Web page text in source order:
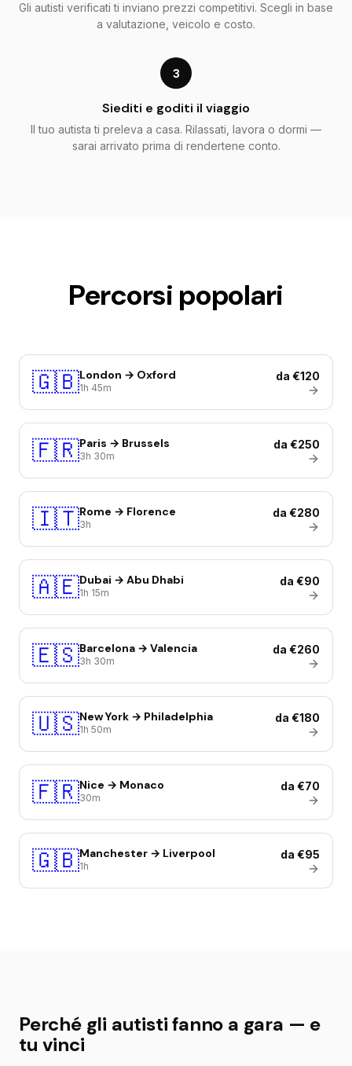
Gli autisti verificati ti inviano prezzi competitivi. Scegli in base
a valutazione, veicolo e costo.
3
Siediti e goditi il viaggio
Il tuo autista ti preleva a casa. Rilassati, lavora o dormi —
sarai arrivato prima di rendertene conto.
Percorsi popolari
🇬🇧London → Oxford
1h 45m
da €120
🇫🇷Paris → Brussels
3h 30m
da €250
🇮🇹Rome → Florence
3h
da €280
🇦🇪Dubai → Abu Dhabi
1h 15m
da €90
🇪🇸Barcelona → Valencia
3h 30m
da €260
🇺🇸New York → Philadelphia
1h 50m
da €180
🇫🇷Nice → Monaco
30m
da €70
🇬🇧Manchester → Liverpool
1h
da €95
Perché gli autisti fanno a gara — e
tu vinci